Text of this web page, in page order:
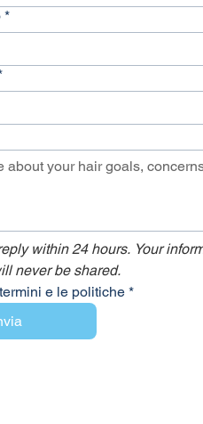
*
within 24 hours. Your
never be shared.
e le politiche *